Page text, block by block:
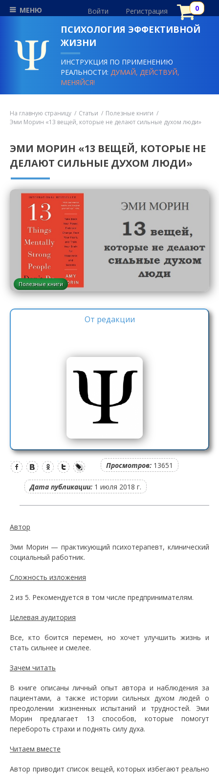
МЕНЮ Войти Регистрация
ПСИХОЛОГИЯ ЭФФЕКТИВНОЙ
ЖИЗНИ
ИНСТРУКЦИЯ ПО ПРИМЕНЕНИЮ
РЕАЛЬНОСТИ:ДУМАЙ, ДЕЙСТВУЙ,
МЕНЯЙСЯ!
На главную страницу Статьи
Полезные книги
Эми Морин «13 вещей, которые не делают сильные духом люди»
ЭМИ МОРИН «13 ВЕЩЕЙ, КОТОРЫЕ НЕ
ДЕЛАЮТ СИЛЬНЫЕ ДУХОМ ЛЮДИ»
Полезные книги
От редакции
Просмотров: 13651
Дата публикации: 1 июля 2018 г.
Автор
Эми Морин — практикующий психотерапевт, клинический
социальный работник.
Сложность изложения
2 из 5. Рекомендуется в том числе предпринимателям.
Целевая аудитория
Все, кто боится перемен, но хочет улучшить жизнь и
стать сильнее и смелее.
Зачем читать
В книге описаны личный опыт автора и наблюдения за
пациентами, а также истории сильных духом людей о
преодолении жизненных испытаний и трудностей. Эми
Морин предлагает 13 способов, которые помогут
перебороть страхи и поднять силу духа.
Читаем вместе
Автор приводит список вещей, которых избегают реально